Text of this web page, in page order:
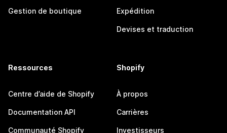
Gestion de boutique Expédition
Devises et traduction
Ressources
Centre d’aide de Shopify
Documentation API
Communauté Shopify
Shopify
À propos
Carrières
Investisseurs